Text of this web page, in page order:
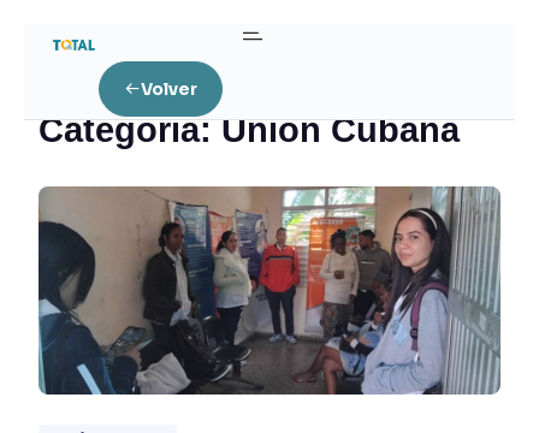
Volver
Home Unión Cubana
Categoría:Unión Cubana